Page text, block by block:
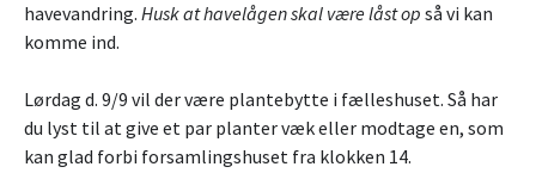
havevandring. Husk at havelågen skal være låst op så vi kan
komme ind.
Lørdag d. 9/9 vil der være plantebytte i fælleshuset. Så har
du lyst til at give et par planter væk eller modtage en, som
kan glad forbi forsamlingshuset fra klokken 14.